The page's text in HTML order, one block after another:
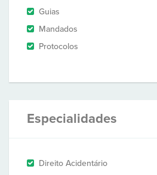
Guias
Mandados
Protocolos
Especialidades
Direito Acidentário